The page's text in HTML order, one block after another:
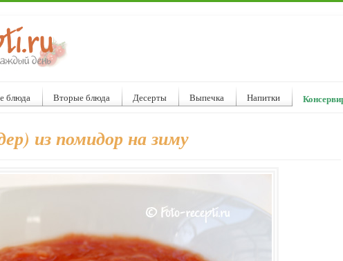
блюда Вторые блюда Десерты Выпечка Напитки
из помидор на зиму